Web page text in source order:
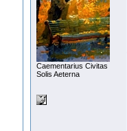
Сaementarius Civitas
Solis Aeterna